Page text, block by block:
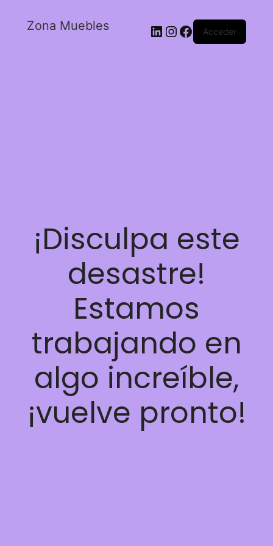
Zona Muebles Acceder
¡Disculpa este
desastre!
Estamos
trabajando en
algo increíble,
¡vuelve pronto!